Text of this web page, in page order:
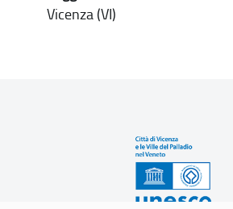
Vicenza (VI)